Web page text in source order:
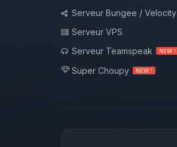
Serveur Bungee / Velocity
Serveur VPS
Serveur Teamspeak
NEW !
Super Choupy NEW !